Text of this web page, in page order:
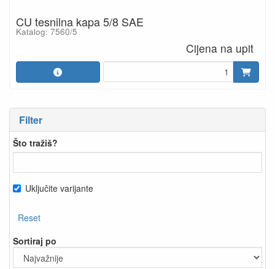
Filter
Što tražiš?
Uključite varijante
Reset
Sortiraj po
CU tesnilna kapa 5/8 SAE
Katalog: 7560/5
Cijena na upit